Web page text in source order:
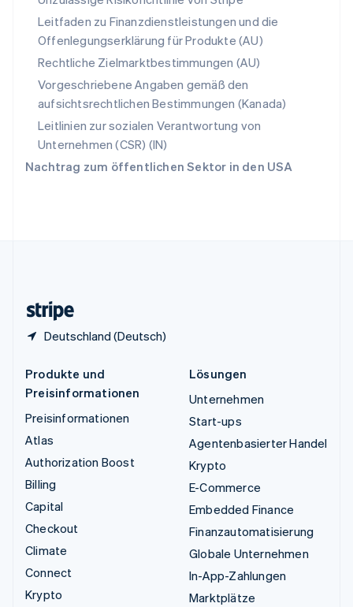
Leitfaden zu Finanzdienstleistungen und die
Offenlegungserklärung für Produkte (AU)
Rechtliche Zielmarktbestimmungen (AU)
Vorgeschriebene Angaben gemäß den
aufsichtsrechtlichen Bestimmungen (Kanada)
Leitlinien zur sozialen Verantwortung von
Unternehmen (CSR) (IN)
Nachtrag zum öffentlichen Sektor in den USA
Deutschland (Deutsch)
Sonderverwaltungsregion Hongkong,
China
English简体中文
Spanien
Thailand
ไทยEnglish
Tschechische Republik
English
English
Produkte und
Preisinformationen
Preisinformationen
Atlas
Authorization Boost
Billing
Capital
Checkout
Climate
Connect
Krypto
Lösungen
Unternehmen
Start-ups
Agentenbasierter Handel
Krypto
E-Commerce
Embedded Finance
Finanzautomatisierung
Globale Unternehmen
In-App-Zahlungen
Marktplätze